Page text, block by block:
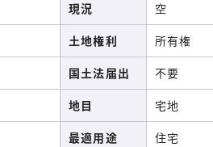
現況
空
土地権利
所有権
国土法届出
不要
地目
宅地
最適用途
住宅